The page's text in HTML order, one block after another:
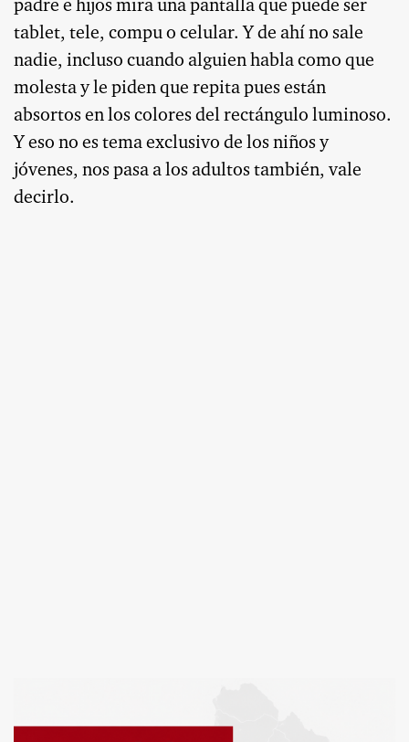
padre e hijos mira una pantalla que puede ser
tablet, tele, compu o celular. Y de ahí no sale
nadie, incluso cuando alguien habla como que
molesta y le piden que repita pues están
absortos en los colores del rectángulo luminoso.
Y eso no es tema exclusivo de los niños y
jóvenes, nos pasa a los adultos también, vale
decirlo.